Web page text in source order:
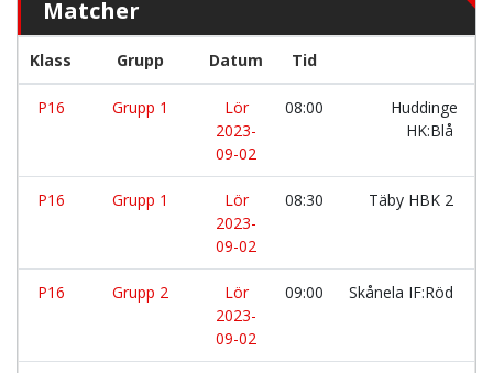
Matcher
Klass Grupp Datum Tid
P16 Grupp 1
Lör
2023-
09-02
08:00
Huddinge
HK:Blå
P16 Grupp 1
Lör
2023-
09-02
08:30 Täby HBK 2
P16 Grupp 2
Lör
2023-
09-02
09:00 Skånela IF:Röd